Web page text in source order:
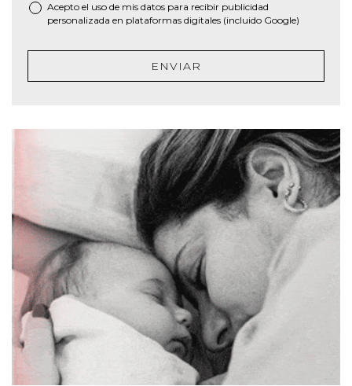
Acepto el uso de mis datos para recibir publicidad
personalizada en plataformas digitales (incluido Google)
ENVIAR